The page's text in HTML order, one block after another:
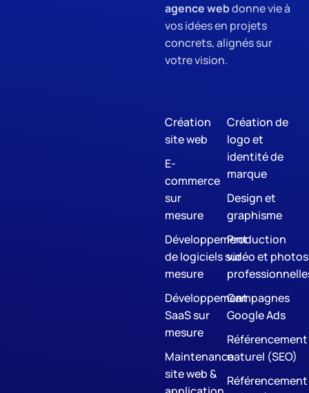
agence webdonne vie à
vos idées en projets
concrets, alignés sur
votre vision.
Création
site web
E-
commerce
sur
mesure
Développement
de logiciels sur
mesure
Développement
SaaS sur
mesure
Maintenance
site web &
Création de
logo et
identité de
marque
Design et
graphisme
Production
vidéo et photos
Campagnes
Google Ads
Référencement
naturel (SEO)
Référencement